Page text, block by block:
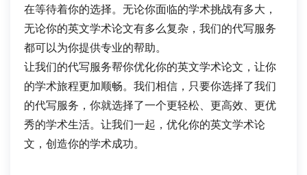
在等待着你的选择。无论你面临的学术挑战有多大，
无论你的英文学术论文有多么复杂，我们的代写服务
都可以为你提供专业的帮助。
让我们的代写服务帮你优化你的英文学术论文，让你
的学术旅程更加顺畅。我们相信，只要你选择了我们
的代写服务，你就选择了一个更轻松、更高效、更优
秀的学术生活。让我们一起，优化你的英文学术论
文，创造你的学术成功。